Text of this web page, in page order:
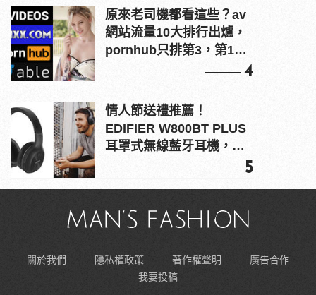
原來老司機都看這些？av
網站流量10大排行出爐，
pornhub只排第3，第1名
4
情人節送禮推薦！
EDIFIER W800BT PLUS
耳罩式無線藍牙耳機，在
5
關於我們 隱私權政策 著作權聲明
廣告合作
我要投稿